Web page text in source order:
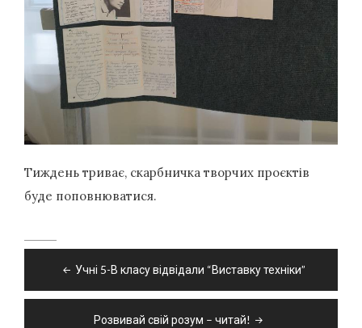
Тиждень триває, скарбничка творчих проєктів
буде поповнюватися.
записівУчні 5-В класу відвідали “Виставку техніки”
Розвивай свій розум – читай!